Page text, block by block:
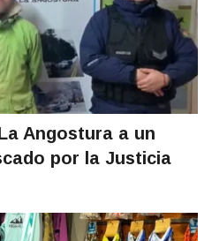
Angostura a un
por la Justicia